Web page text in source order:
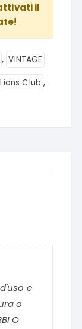
il
, VINTAGE
Lions Club ,
e
o
O